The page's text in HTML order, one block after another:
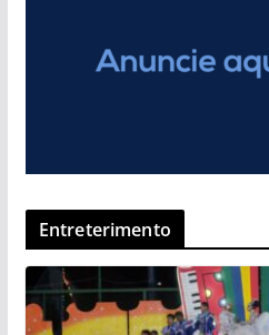
Entreterimento